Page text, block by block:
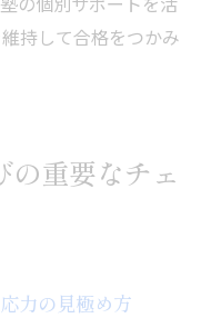
持して合格をつかみ
重要なチェ
力の見極め方